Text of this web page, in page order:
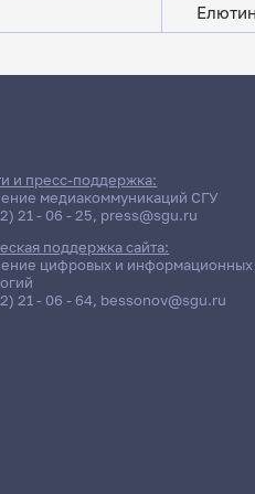
| 451 группа
и пресс-поддержка:
медиакоммуникаций СГУ
21 - 06 - 25, press@sgu.ru
поддержка сайта:
цифровых и информационных
21 - 06 - 64, bessonov@sgu.ru